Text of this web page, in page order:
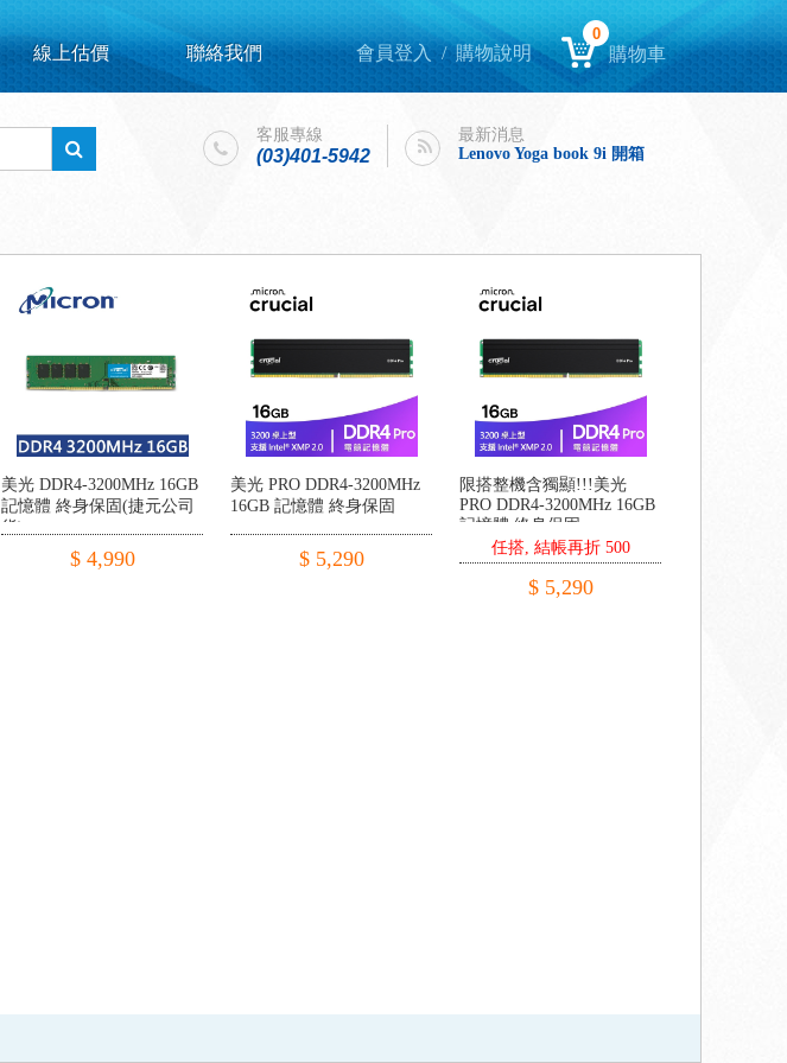
線上估價 聯絡我們 會員登入 /購物說明
0
購物車
客服專線
(03)401-5942
最新消息
Lenovo Yoga book 9i 開箱
intel購機迎春，好運龍來！
Lenovo Yoga book 9i 開箱
美光 DDR4-3200MHz 16GB
記憶體 終身保固(捷元公司
貨)
$ 4,990
美光 PRO DDR4-3200MHz
16GB 記憶體 終身保固
$ 5,290
限搭整機含獨顯!!!美光
PRO DDR4-3200MHz 16GB
記憶體 終身保固
任搭, 結帳再折 500
$ 5,290